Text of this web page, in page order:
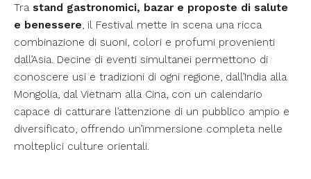
Tra stand gastronomici, bazar e proposte di salute
e benessere , il Festival mette in scena una ricca
combinazione di suoni, colori e profumi provenienti
dall’Asia. Decine di eventi simultanei permettono di
conoscere usi e tradizioni di ogni regione, dall’India alla
Mongolia, dal Vietnam alla Cina, con un calendario
capace di catturare l’attenzione di un pubblico ampio e
diversificato, offrendo un’immersione completa nelle
molteplici culture orientali.